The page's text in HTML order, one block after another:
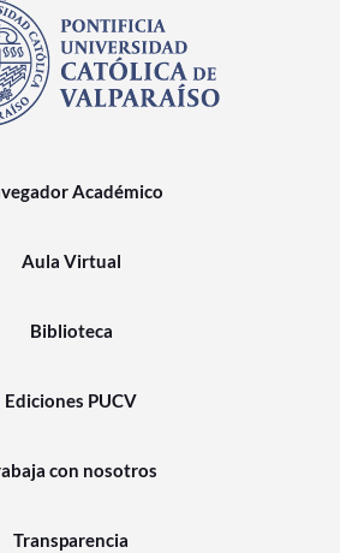
Académico
Aula Virtual
Biblioteca
Ediciones PUCV
con nosotros
Transparencia